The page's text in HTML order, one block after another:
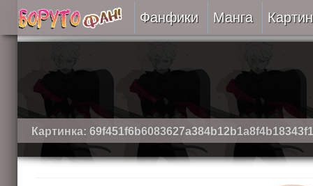
Фанфики
Подобрать
Рецензии
Манга
Картинка: